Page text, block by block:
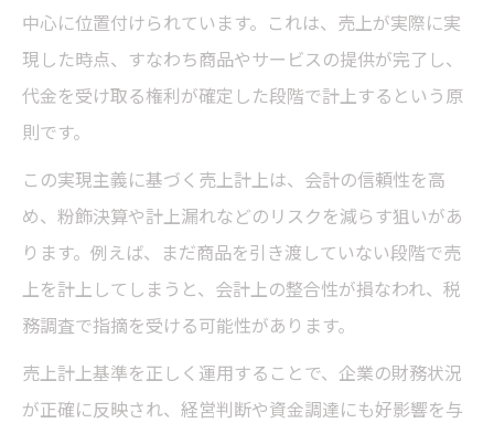
収益認識基準と売上計上基準の実務的違い
新収益認識基準適用時の税理士の対応策
売上計上基準変更と収益認識基準の連動性
計上基準の継続と変更時の重要チェックポイン
ト
税理士が解説する計上基準継続の原則
売上計上基準変更時の税理士チェック項目
計上基準の継続適用で経営を安定させる方
法
税理士と共に見直す売上計上基準の重要性
中心に位置付けられています。これは、売上が実際に実
現した時点、すなわち商品やサービスの提供が完了し、
代金を受け取る権利が確定した段階で計上するという原
則です。
この実現主義に基づく売上計上は、会計の信頼性を高
め、粉飾決算や計上漏れなどのリスクを減らす狙いがあ
ります。例えば、まだ商品を引き渡していない段階で売
上を計上してしまうと、会計上の整合性が損なわれ、税
務調査で指摘を受ける可能性があります。
売上計上基準を正しく運用することで、企業の財務状況
が正確に反映され、経営判断や資金調達にも好影響を与